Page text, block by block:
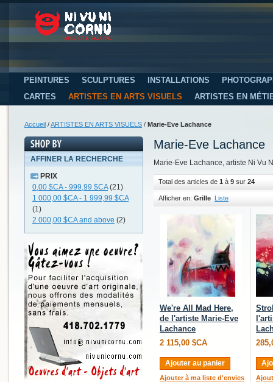
PEINTURES SCULPTURES INSTALLATIONS
CARTES
ARTISTES EN ARTS VISUELS ARTISTES EN
Accueil /ARTISTES EN ARTS VISUELS / Marie-Eve Lachance
Marie-Eve Lachance
Marie-Eve Lachance, artiste Ni Vu
Total des articles de 1 à 9 sur 24
Afficher en: Grille Liste
We're All Mad Here,
de l'artiste Marie-Eve
Lachance
2 115,00 $CA
Ajouter au panier
Ajouter à ma liste d'envies
AFFINER LA RECHERCHE
PRIX
0,00 $CA- 999,99 $CA(21)
1 000,00 $CA- 1 999,99 $CA
(1)
2 000,00 $CAand above (2)